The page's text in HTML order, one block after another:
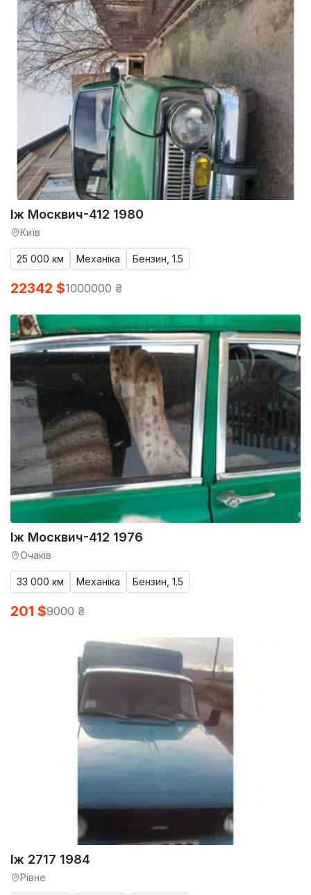
Іж Москвич-412 1980
Київ
25 000 км Механіка Бензин, 1.5
22342 $1000000 ₴
Іж Москвич-412 1976
Очаків
33 000 км Механіка Бензин, 1.5
201 $9000 ₴
Іж 2717 1984
Рівне